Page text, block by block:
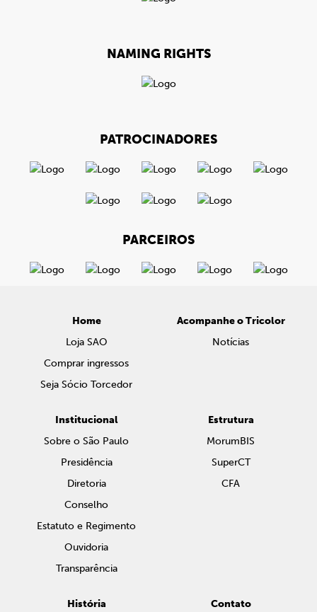
NAMING RIGHTS
PATROCINADORES
PARCEIROS
Home
Loja SAO
Comprar ingressos
Seja Sócio Torcedor
Acompanhe o Tricolor
Notícias
Institucional
Sobre o São Paulo
Presidência
Diretoria
Conselho
Estatuto e Regimento
Ouvidoria
Transparência
Estrutura
MorumBIS
SuperCT
CFA
História Contato